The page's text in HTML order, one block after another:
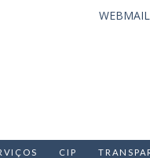
CIP